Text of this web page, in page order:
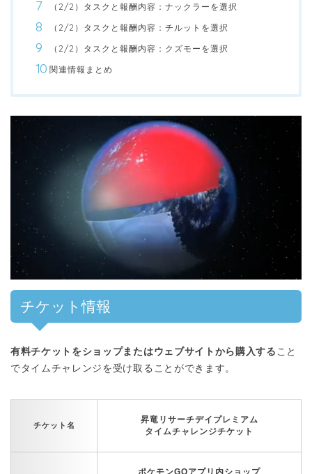
（2/2）タスクと報酬内容：ナックラーを選択
（2/2）タスクと報酬内容：チルットを選択
（2/2）タスクと報酬内容：クズモーを選択
関連情報まとめ
チケット情報
有料チケットをショップまたはウェブサイトから購入する こと
でタイムチャレンジを受け取ることができます。
チケット名
昇竜リサーチデイプレミアム
タイムチャレンジチケット
ポケモンGOアプリ内ショップ